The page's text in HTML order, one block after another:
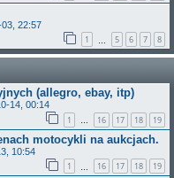
22:57
1 5 6 7 8
(allegro, ebay, itp)
14, 00:14
1 … 16 17 18 19
motocykli na aukcjach.
10:54
1 16 17 18 19